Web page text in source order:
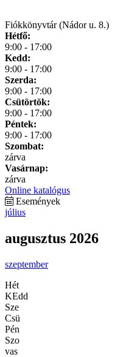
Fiókkönyvtár (Nádor u. 8.)
Hétfő:
9:00 - 17:00
Kedd:
9:00 - 17:00
Szerda:
9:00 - 17:00
Csütörtök:
9:00 - 17:00
Péntek:
9:00 - 17:00
Szombat:
zárva
Vasárnap:
zárva
Online katalógus
Események
július
augusztus 2026
szeptember
Hét
KEdd
Sze
Csü
Pén
Szo
vas